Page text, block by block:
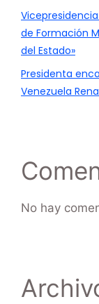
de Formación
del Estado»
Presidenta
Venezuela
No hay